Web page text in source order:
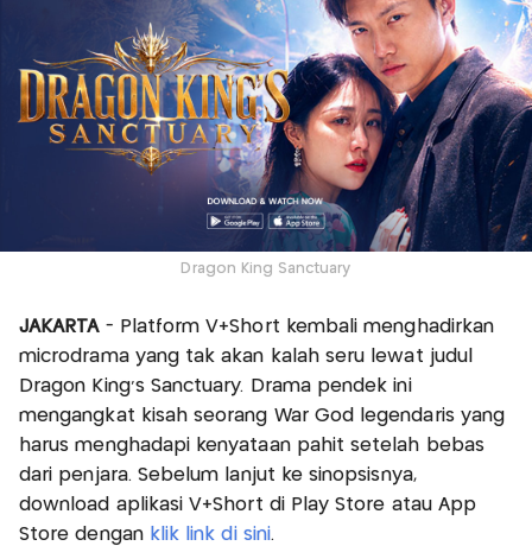
Dragon King Sanctuary
JAKARTA- Platform V+Short kembali menghadirkan
microdrama yang tak akan kalah seru lewat judul
Dragon King’s Sanctuary. Drama pendek ini
mengangkat kisah seorang War God legendaris yang
harus menghadapi kenyataan pahit setelah bebas
dari penjara. Sebelum lanjut ke sinopsisnya,
download aplikasi V+Short di Play Store atau App
Store dengan klik link di sini.